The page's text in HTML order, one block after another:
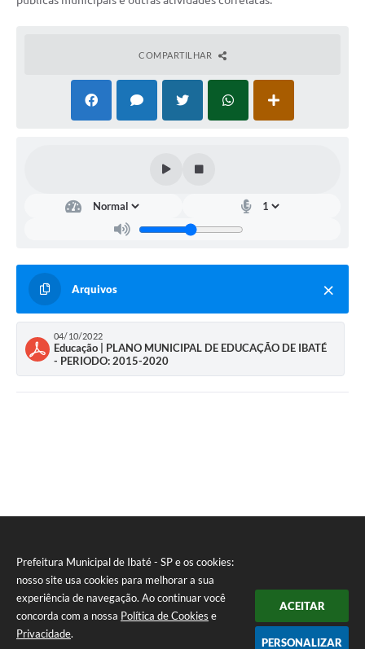
Prefeitura Municipal de Ibaté - SP e os cookies:
nosso site usa cookies para melhorar a sua
experiência de navegação. Ao continuar você
concorda com a nossa Política de Cookies e
Privacidade.
ACEITAR
PERSONALIZAR
COMPARTILHAR
Arquivos
04/10/2022
Educação | PLANO MUNICIPAL DE EDUCAÇÃO DE IBATÉ
- PERIODO: 2015-2020